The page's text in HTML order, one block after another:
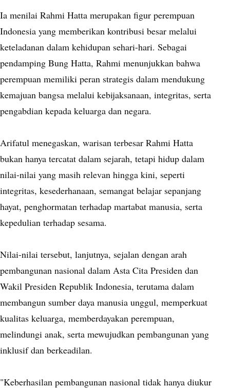
Ia menilai Rahmi Hatta merupakan figur perempuan
Indonesia yang memberikan kontribusi besar melalui
keteladanan dalam kehidupan sehari-hari. Sebagai
pendamping Bung Hatta, Rahmi menunjukkan bahwa
perempuan memiliki peran strategis dalam mendukung
kemajuan bangsa melalui kebijaksanaan, integritas, serta
pengabdian kepada keluarga dan negara.
Arifatul menegaskan, warisan terbesar Rahmi Hatta
bukan hanya tercatat dalam sejarah, tetapi hidup dalam
nilai-nilai yang masih relevan hingga kini, seperti
integritas, kesederhanaan, semangat belajar sepanjang
hayat, penghormatan terhadap martabat manusia, serta
kepedulian terhadap sesama.
Nilai-nilai tersebut, lanjutnya, sejalan dengan arah
pembangunan nasional dalam Asta Cita Presiden dan
Wakil Presiden Republik Indonesia, terutama dalam
membangun sumber daya manusia unggul, memperkuat
kualitas keluarga, memberdayakan perempuan,
melindungi anak, serta mewujudkan pembangunan yang
inklusif dan berkeadilan.
"Keberhasilan pembangunan nasional tidak hanya diukur